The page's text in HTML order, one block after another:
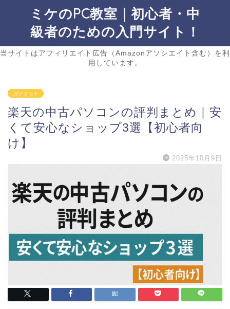
ミケのPC教室｜初心者・中
級者のための入門サイト！
当サイトはアフィリエイト広告（Amazonアソシエイト含む）を利
用しています。
ガジェット
楽天の中古パソコンの評判まとめ｜安
くて安心なショップ3選【初心者向
け】
2025年10月9日